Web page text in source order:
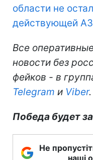
области не
действующей
Все
новости без
фейков - в
Telegram и Viber
Победа будет
Не
наші